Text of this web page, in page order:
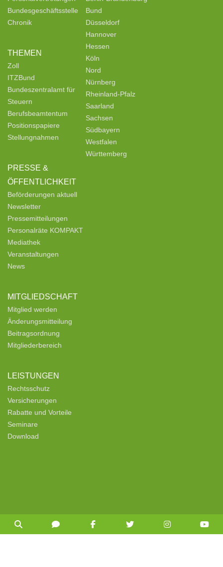
Bundesgeschäftsstelle
Chronik
THEMEN
Zoll
ITZBund
Bundeszentralamt für
Steuern
Berufsbeamtentum
Positionspapiere
Stellungnahmen
PRESSE &
ÖFFENTLICHKEIT
Beförderungen aktuell
Newsletter
Pressemitteilungen
Personalräte KOMPAKT
Mediathek
Veranstaltungen
News
MITGLIEDSCHAFT
Mitglied werden
Änderungsmitteilung
Beitragsordnung
Mitgliederbereich
LEISTUNGEN
Rechtsschutz
Versicherungen
Rabatte und Vorteile
Seminare
Download
Bund
Düsseldorf
Hannover
Hessen
Köln
Nord
Nürnberg
Rheinland-Pfalz
Saarland
Sachsen
Südbayern
Westfalen
Württemberg